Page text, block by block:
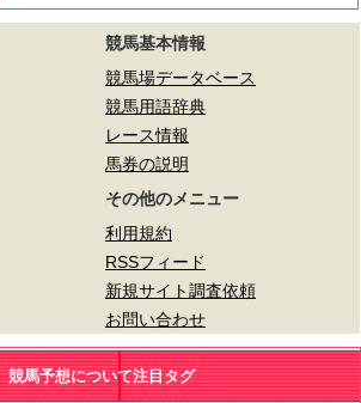
競馬基本情報
競馬場データベース
競馬用語辞典
レース情報
馬券の説明
その他のメニュー
利用規約
RSSフィード
新規サイト調査依頼
お問い合わせ
競馬予想について注目タグ